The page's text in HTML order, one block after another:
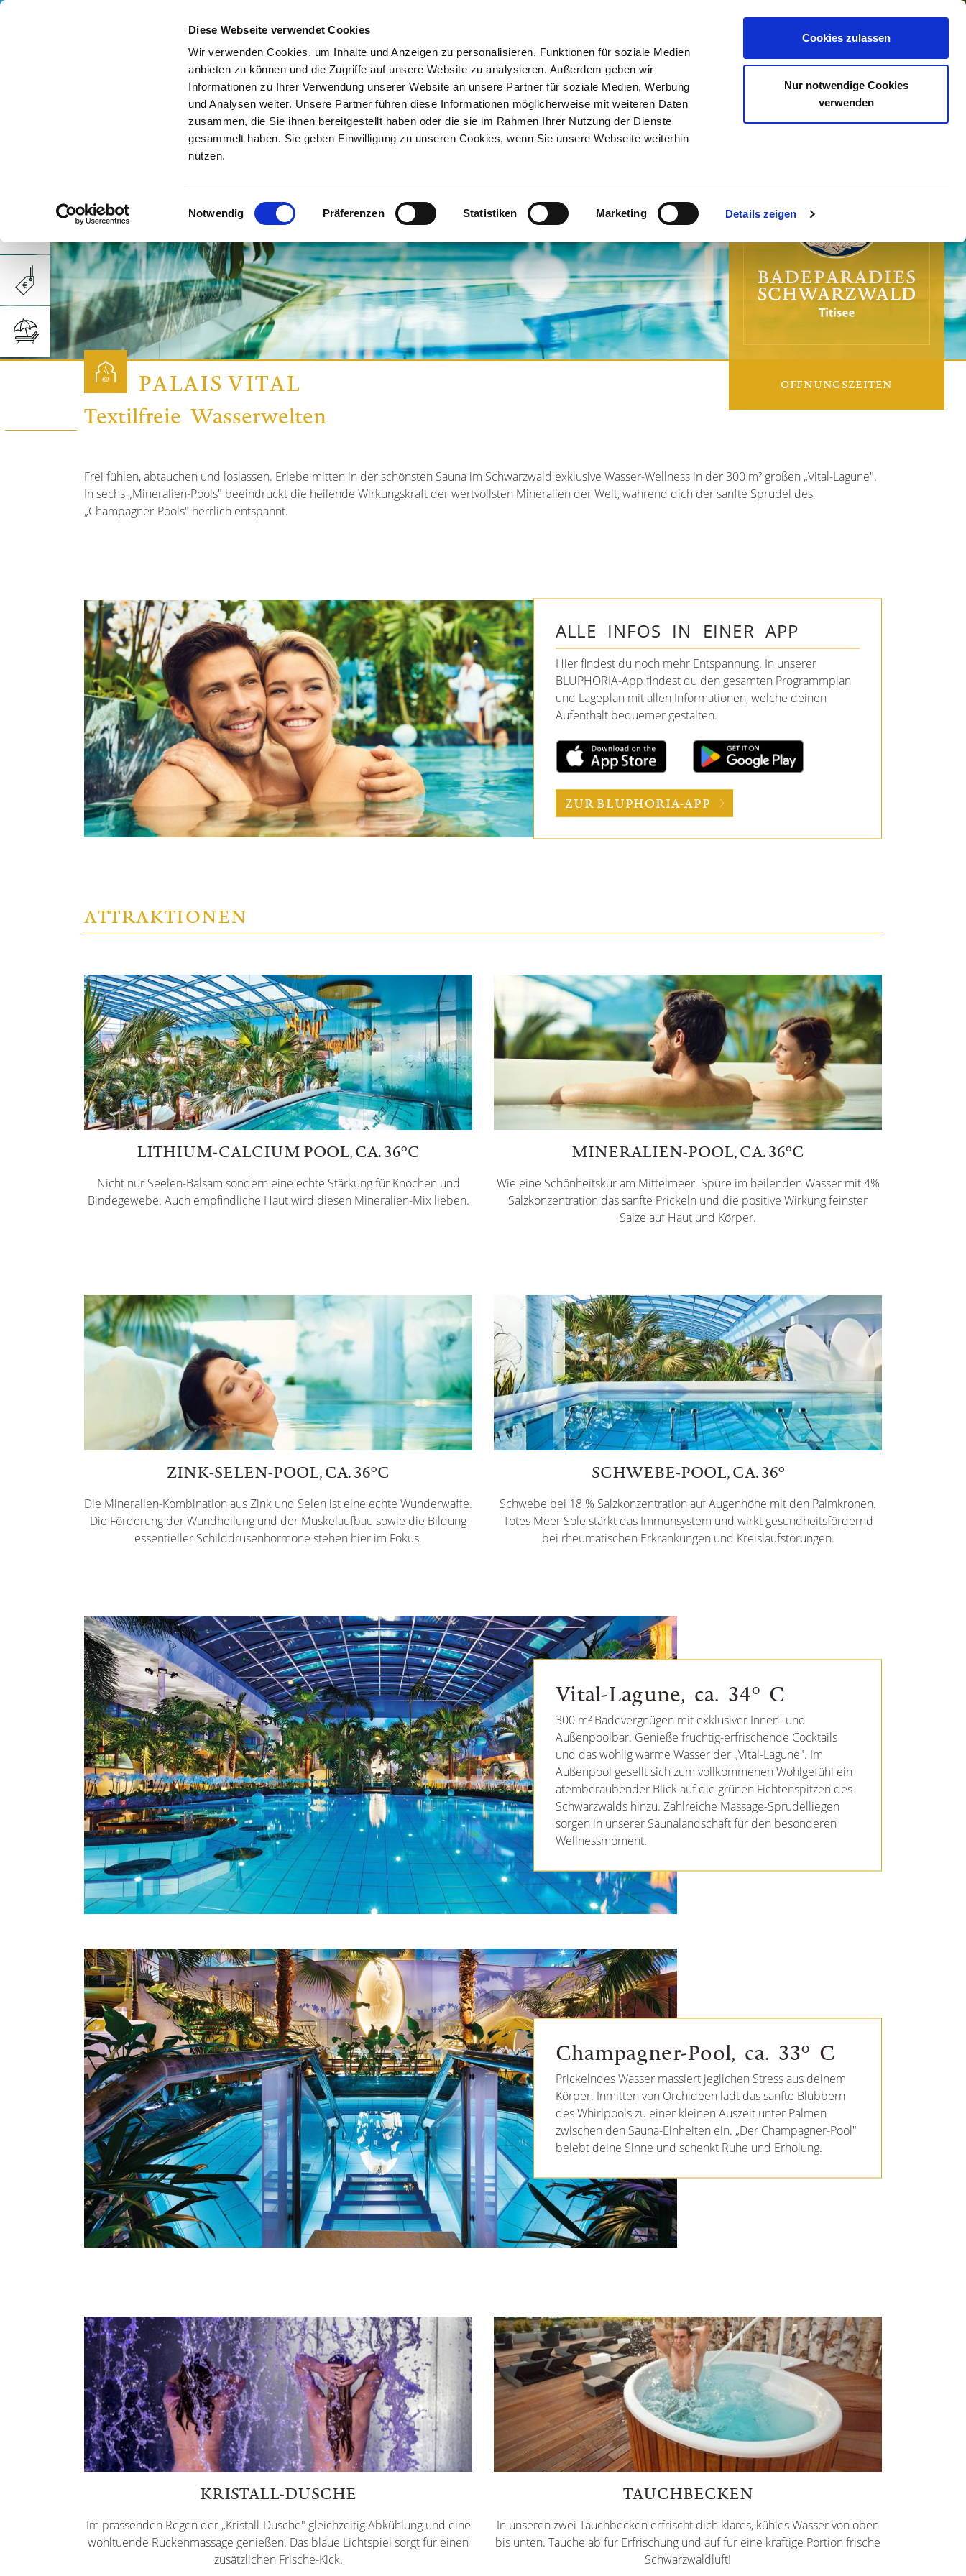
Diese Webseite verwendet Cookies
Wir verwenden Cookies, um Inhalte und Anzeigen zu personalisieren, Funktionen für soziale Medien
anbieten zu können und die Zugriffe auf unsere Website zu analysieren. Außerdem geben wir
Informationen zu Ihrer Verwendung unserer Website an unsere Partner für soziale Medien, Werbung
und Analysen weiter. Unsere Partner führen diese Informationen möglicherweise mit weiteren Daten
zusammen, die Sie ihnen bereitgestellt haben oder die sie im Rahmen Ihrer Nutzung der Dienste
gesammelt haben. Sie geben Einwilligung zu unseren Cookies, wenn Sie unsere Webseite weiterhin
nutzen.
Einwilligungsauswahl
Notwendig Präferenzen Statistiken Marketing Details zeigen
Cookies zulassen
Nur notwendige Cookies
verwenden
0
ÖFFNUNGSZEITEN
PALAIS VITAL
Textilfreie Wasserwelten
Frei fühlen, abtauchen und loslassen. Erlebe mitten in der schönsten Sauna im Schwarzwald exklusive Wasser-Wellness in der 300 m² großen „Vital-Lagune".
In sechs „Mineralien-Pools" beeindruckt die heilende Wirkungskraft der wertvollsten Mineralien der Welt, während dich der sanfte Sprudel des
„Champagner-Pools" herrlich entspannt.
ALLE INFOS IN EINER APP
Hier findest du noch mehr Entspannung. In unserer
BLUPHORIA-App findest du den gesamten Programmplan
und Lageplan mit allen Informationen, welche deinen
Aufenthalt bequemer gestalten.
ZUR BLUPHORIA-APP
ATTRAKTIONEN
LITHIUM-CALCIUM POOL, CA. 36°C
Nicht nur Seelen-Balsam sondern eine echte Stärkung für Knochen und
Bindegewebe. Auch empfindliche Haut wird diesen Mineralien-Mix lieben.
MINERALIEN-POOL, CA. 36°C
Wie eine Schönheitskur am Mittelmeer. Spüre im heilenden Wasser mit 4%
Salzkonzentration das sanfte Prickeln und die positive Wirkung feinster
Salze auf Haut und Körper.
ZINK-SELEN-POOL, CA. 36°C
Die Mineralien-Kombination aus Zink und Selen ist eine echte Wunderwaffe.
Die Förderung der Wundheilung und der Muskelaufbau sowie die Bildung
essentieller Schilddrüsenhormone stehen hier im Fokus.
SCHWEBE-POOL, CA. 36°
Schwebe bei 18 % Salzkonzentration auf Augenhöhe mit den Palmkronen.
Totes Meer Sole stärkt das Immunsystem und wirkt gesundheitsfördernd
bei rheumatischen Erkrankungen und Kreislaufstörungen.
Vital-Lagune, ca. 34° C
300 m² Badevergnügen mit exklusiver Innen- und
Außenpoolbar. Genieße fruchtig-erfrischende Cocktails
und das wohlig warme Wasser der „Vital-Lagune". Im
Außenpool gesellt sich zum vollkommenen Wohlgefühl ein
atemberaubender Blick auf die grünen Fichtenspitzen des
Schwarzwalds hinzu. Zahlreiche Massage-Sprudelliegen
sorgen in unserer Saunalandschaft für den besonderen
Wellnessmoment.
Champagner-Pool, ca. 33° C
Prickelndes Wasser massiert jeglichen Stress aus deinem
Körper. Inmitten von Orchideen lädt das sanfte Blubbern
des Whirlpools zu einer kleinen Auszeit unter Palmen
zwischen den Sauna-Einheiten ein. „Der Champagner-Pool"
belebt deine Sinne und schenkt Ruhe und Erholung.
KRISTALL-DUSCHE
Im prassenden Regen der „Kristall-Dusche" gleichzeitig Abkühlung und eine
wohltuende Rückenmassage genießen. Das blaue Lichtspiel sorgt für einen
zusätzlichen Frische-Kick.
TAUCHBECKEN
In unseren zwei Tauchbecken erfrischt dich klares, kühles Wasser von oben
bis unten. Tauche ab für Erfrischung und auf für eine kräftige Portion frische
Schwarzwaldluft!